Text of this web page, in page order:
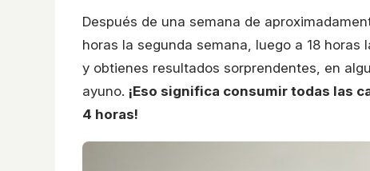
Después de una semana de
horas la segunda semana, luego a 18
y obtienes resultados sorprendentes, en
ayuno. ¡Eso significa consumir todas las
4 horas!